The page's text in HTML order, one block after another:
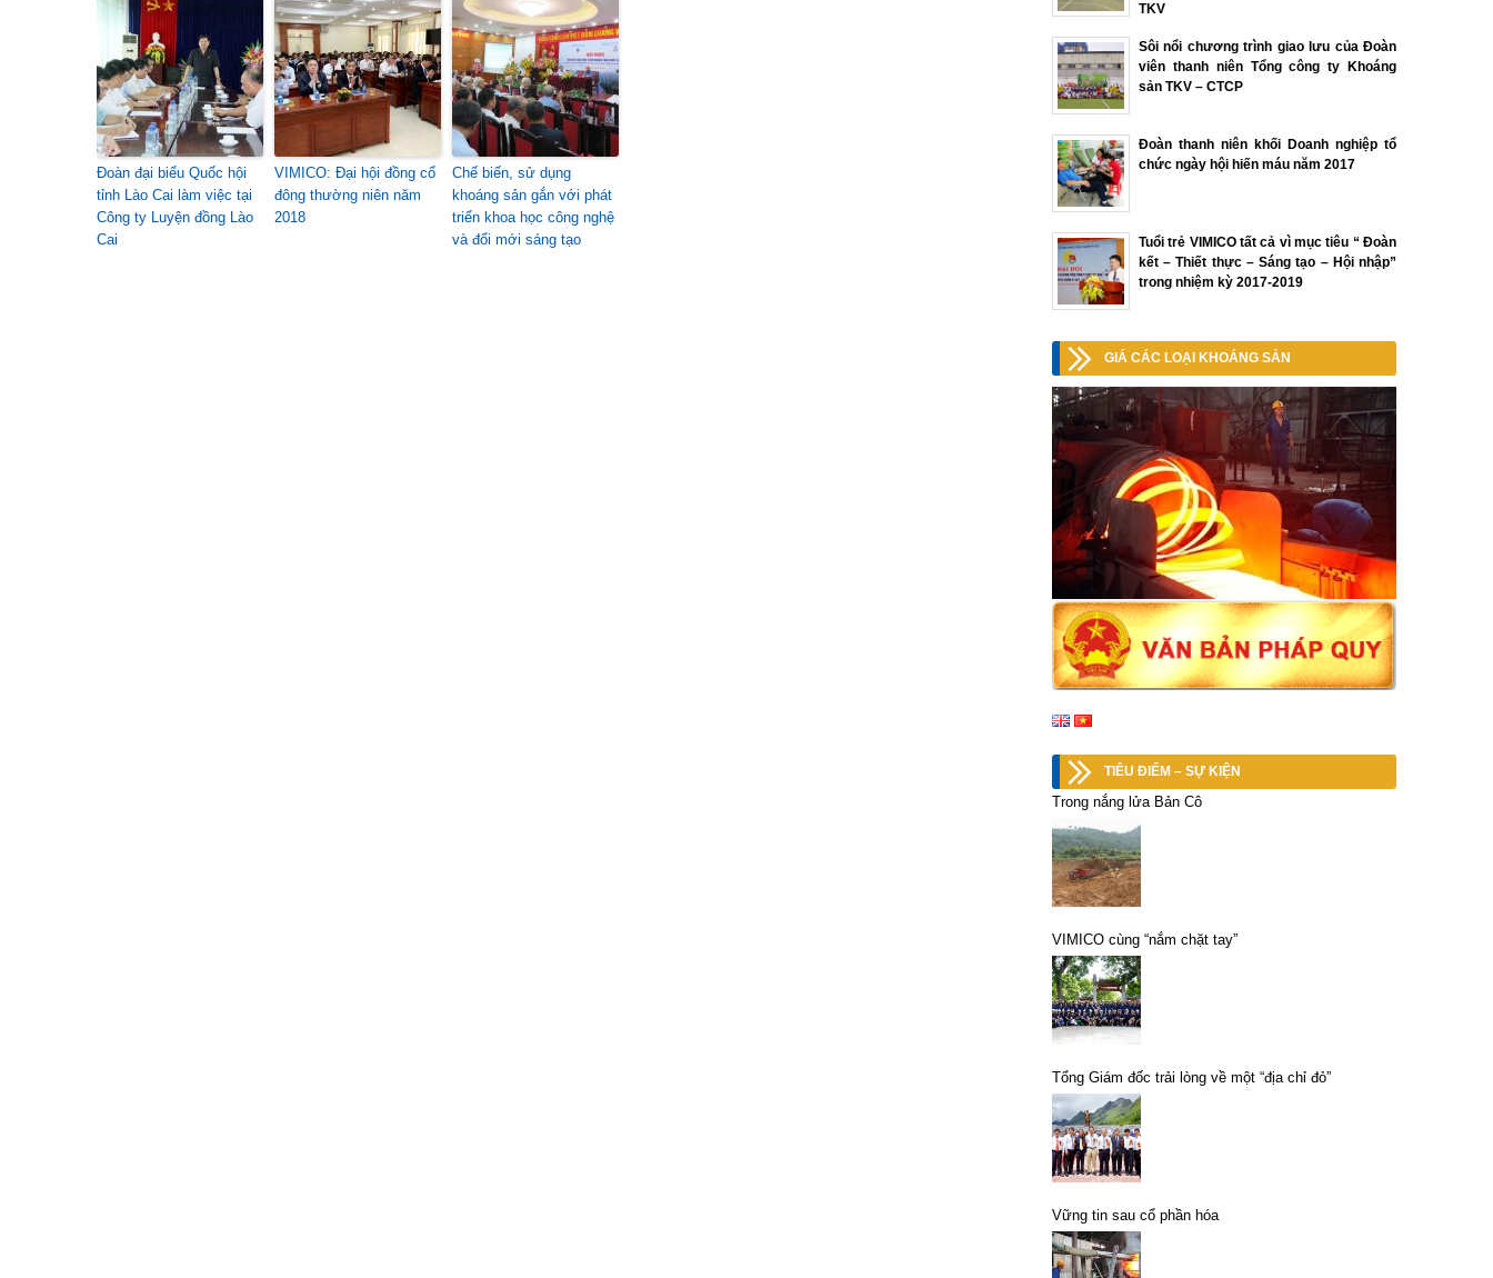
Đoàn đại biểu Quốc hội
tỉnh Lào Cai làm việc tại
Công ty Luyện đồng Lào
Cai
VIMICO: Đại hội đồng cổ
đông thường niên năm
2018
Chế biến, sử dụng
khoáng sản gắn với phát
triển khoa học công nghệ
và đổi mới sáng tạo
TKV
Sôi nổi chương trình giao lưu của Đoàn
viên thanh niên Tổng công ty Khoáng
sản TKV – CTCP
Đoàn thanh niên khối Doanh nghiệp tổ
chức ngày hội hiến máu năm 2017
Tuổi trẻ VIMICO tất cả vì mục tiêu “ Đoàn
kết – Thiết thực – Sáng tạo – Hội nhập”
trong nhiệm kỳ 2017-2019
GIÁ CÁC LOẠI KHOÁNG SẢN
TIÊU ĐIỂM – SỰ KIỆN
Trong nắng lửa Bản Cô
VIMICO cùng “nắm chặt tay”
Tổng Giám đốc trải lòng về một “địa chỉ đỏ”
Vững tin sau cổ phần hóa